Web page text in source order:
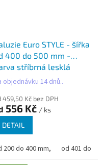
od 501 do 600 mm, od
Euro STYLE - šířka
400 do 500 mm -
stříbrná lesklá
objednávku 14 dnů..
459,50 Kč bez DPH
556 Kč / ks
DETAIL
200 do 400 mm, od 401 do